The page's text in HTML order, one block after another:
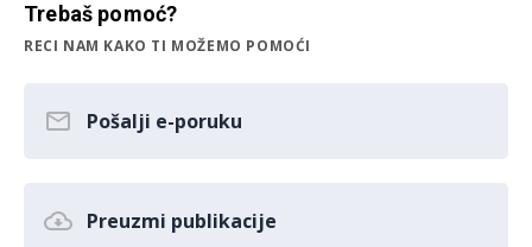
Trebaš pomoć?
RECI NAM KAKO TI MOŽEMO POMOĆI
Pošalji e-poruku
Preuzmi publikacije